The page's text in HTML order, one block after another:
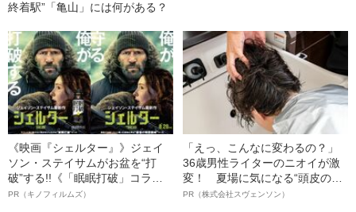
終着駅”「亀山」には何がある？
《映画『シェルター』》ジェイ
ソン・ステイサムがお盆を“打
破”する!!《「眠眠打破」コラ
ボ》
PR（キノフィルムズ）
「えっ、こんなに変わるの？」
36歳男性ライターのニオイが激
変！ 夏場に気になる“頭皮のニ
オイ”や“ベタつき”を解消す
PR（株式会社スヴェンソン）